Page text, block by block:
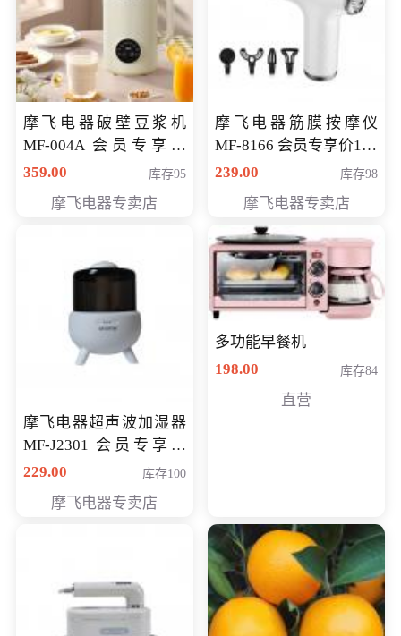
摩飞电器破壁豆浆机
MF-004A 会员专享价
168元
359.00 库存95
摩飞电器专卖店
摩飞电器筋膜按摩仪
MF-8166 会员专享价168
元
239.00 库存98
摩飞电器专卖店
摩飞电器超声波加湿器
MF-J2301 会员专享价
168元
229.00 库存100
摩飞电器专卖店
多功能早餐机
198.00
库存84
直营